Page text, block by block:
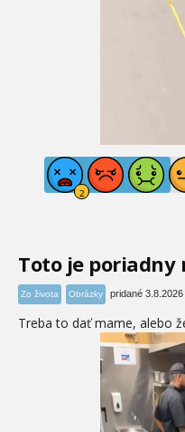
Toto je poriadny
Zo života Obrázky pridané
Treba to dať mame, alebo